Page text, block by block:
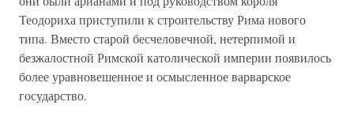
Теодориха приступили к строительству Рима нового
типа. Вместо старой бесчеловечной, нетерпимой и
безжалостной Римской католической империи появилось
более уравновешенное и осмысленное варварское
государство.